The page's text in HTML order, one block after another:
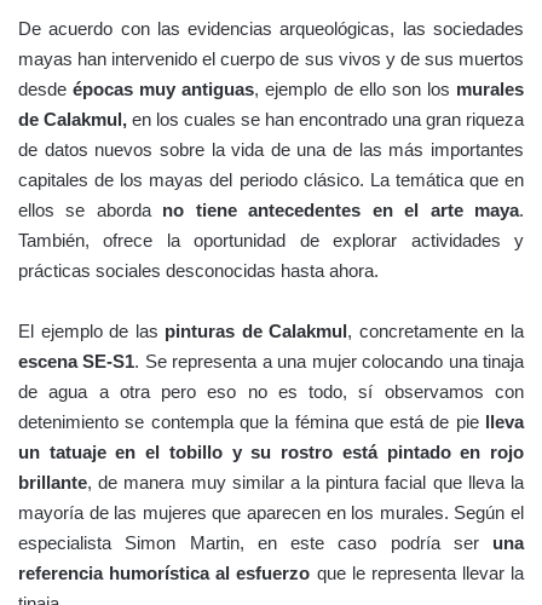
De acuerdo con las evidencias arqueológicas, las sociedades
mayas han intervenido el cuerpo de sus vivos y de sus muertos
desdeépocas muy antiguas, ejemplo de ello son los murales
de Calakmul, en los cuales se han encontrado una gran riqueza
de datos nuevos sobre la vida de una de las más importantes
capitales de los mayas del periodo clásico. La temática que en
ellos se aborda no tiene antecedentes en el arte maya.
También, ofrece la oportunidad de explorar actividades y
prácticas sociales desconocidas hasta ahora.
El ejemplo de las pinturas de Calakmul, concretamente en la
escena SE-S1. Se representa a una mujer colocando una tinaja
de agua a otra pero eso no es todo, sí observamos con
detenimiento se contempla que la fémina que está de pie lleva
un tatuaje en el tobillo y su rostro está pintado en rojo
brillante, de manera muy similar a la pintura facial que lleva la
mayoría de las mujeres que aparecen en los murales. Según el
especialista Simon Martin, en este caso podría ser una
referencia humorística al esfuerzo que le representa llevar la